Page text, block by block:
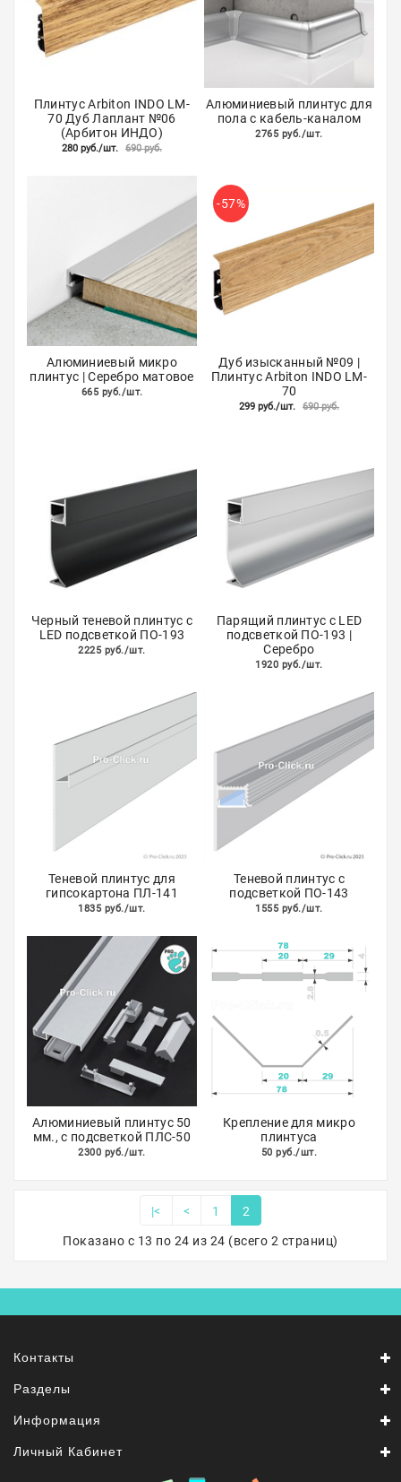
Плинтус Arbiton INDO LM-
70 Дуб Лаплант №06
(Арбитон ИНДО)
280 руб./шт. 690 руб.
Алюминиевый плинтус для
пола с кабель-каналом
2765 руб./шт.
Алюминиевый микро
плинтус | Серебро матовое
665 руб./шт.
-57%
Дуб изысканный №09 |
Плинтус Arbiton INDO LM-
70
299 руб./шт. 690 руб.
Черный теневой плинтус с
LED подсветкой ПО-193
2225 руб./шт.
Парящий плинтус с LED
подсветкой ПО-193 |
Серебро
1920 руб./шт.
Теневой плинтус для
гипсокартона ПЛ-141
1835 руб./шт.
Теневой плинтус с
подсветкой ПО-143
1555 руб./шт.
Алюминиевый плинтус 50
мм., с подсветкой ПЛС-50
2300 руб./шт.
Крепление для микро
плинтуса
50 руб./шт.
|< < 1 2
Показано с 13 по 24 из 24 (всего 2 страниц)
Контакты
Разделы
Информация
Личный Кабинет